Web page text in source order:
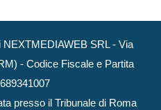
SRL - Via
- Codice Fiscale e Partita
presso il Tribunale di Roma